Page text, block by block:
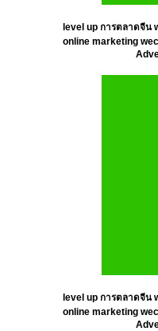
level up การตลาดจีน
online marketing
level up การตลาดจีน
online marketing